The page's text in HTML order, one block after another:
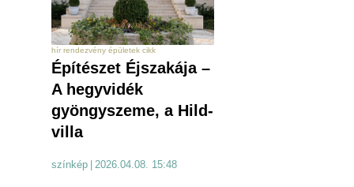
hír rendezvény épületek cikk
Építészet Éjszakája –
A hegyvidék
gyöngyszeme, a Hild-
villa
színkép 2026.04.08. 15:48